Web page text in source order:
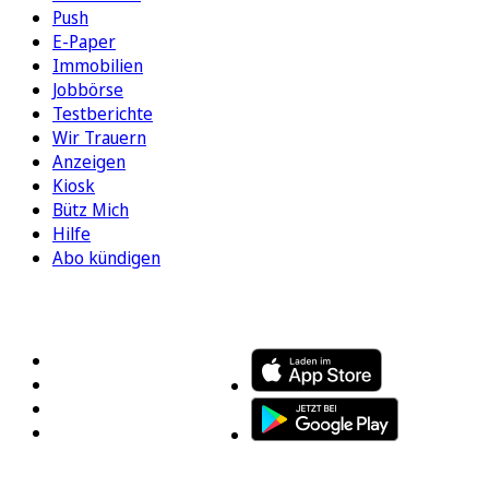
Push
E-Paper
Immobilien
Jobbörse
Testberichte
Wir Trauern
Anzeigen
Kiosk
Bütz Mich
Hilfe
Abo kündigen